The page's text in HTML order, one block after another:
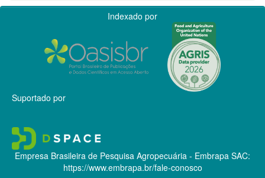
Indexado por
Suportado por
Empresa Brasileira de Pesquisa Agropecuária - Embrapa SAC:
https://www.embrapa.br/fale-conosco